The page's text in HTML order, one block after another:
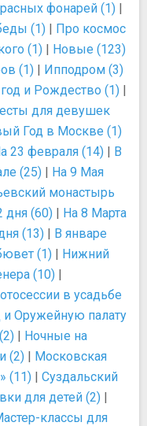
фонарей (1) |
(1) | Про космос
(1) | Новые (123)
(1) | Ипподром (3)
и Рождество (1) |
для девушек
Год в Москве (1)
23 февраля (14) | В
(25) | На 9 Мая
монастырь
дня (60) | На 8 Марта
(13) | В январе
(1) | Нижний
(10) |
в усадьбе
Оружейную палату
| Ночные на
(2) | Московская
(11) | Суздальский
для детей (2) |
классы для